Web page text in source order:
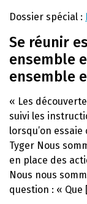
Dossier spécial :
Se réunir
ensemble
ensemble
« Les
suivi les
lorsqu’on essaie
Tyger Nous
en place des
Nous nous
question : « Que